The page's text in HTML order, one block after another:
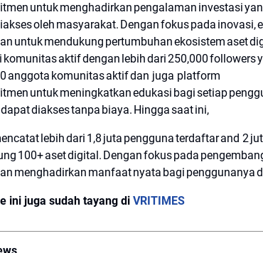
untuk menghadirkan pengalaman investasi
oleh masyarakat. Dengan fokus pada inovasi,
untuk mendukung pertumbuhan ekosistem aset
komunitas aktif dengan lebih dari 250,000
anggota komunitas aktif dan juga platform
untuk meningkatkan edukasi bagi setiap
diakses tanpa biaya. Hingga saat ini,
lebih dari 1,8 juta pengguna terdaftar and 2
100+ aset digital. Dengan fokus pada
menghadirkan manfaat nyata bagi penggunanya
ini juga sudah tayang di VRITIMES